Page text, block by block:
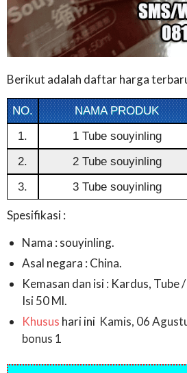
Berikut adalah daftar harga
NO. NAMA PRODUK
1.
1 Tube souyinling
2.
2 Tube souyinling
3.
3 Tube souyinling
Spesifikasi :
Nama : souyinling.
Asal negara : China.
Kemasan dan isi : Kardus, Tube
Isi 50 Ml.
Khusus hari ini Kamis, 06
bonus 1